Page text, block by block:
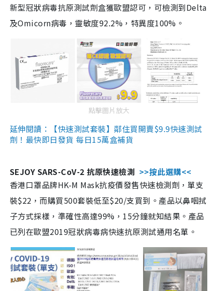
新型冠狀病毒抗原測試劑盒獲歐盟認可，可檢測到Delta
及Omicorn病毒，靈敏度92.2%，特異度100%。
點擊圖片放大
延伸閱讀：【快速測試套裝】鄰住買開賣$9.9快速測試
劑！最快即日發貨 每日15萬盒補貨
SEJOY SARS-CoV-2 抗原快速檢測 >>按此選購<<
香港口罩品牌HK-M Mask抗疫價發售快速檢測劑，單支
裝$22，而購買500套裝低至$20/支買到。產品以鼻咽拭
子方式採樣，準確性高達99%，15分鐘就知結果。產品
已列在歐盟2019冠狀病毒病快速抗原測試通用名單。